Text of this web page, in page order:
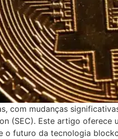
com mudanças
(SEC). Este artigo oferece
futuro da tecnologia